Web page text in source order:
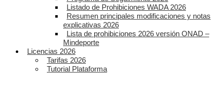
Listado de Prohibiciones WADA 2026
Resumen principales modificaciones y notas
explicativas 2026
Lista de prohibiciones 2026 versión ONAD –
Mindeporte
Licencias 2026
Tarifas 2026
Tutorial Plataforma